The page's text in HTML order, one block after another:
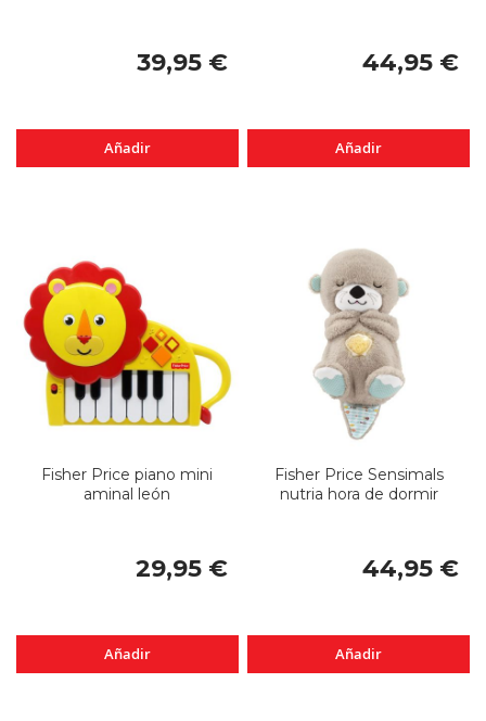
39,95 €
Añadir
44,95 €
Añadir
Fisher Price piano mini
aminal león
29,95 €
Añadir
Fisher Price Sensimals
nutria hora de dormir
44,95 €
Añadir